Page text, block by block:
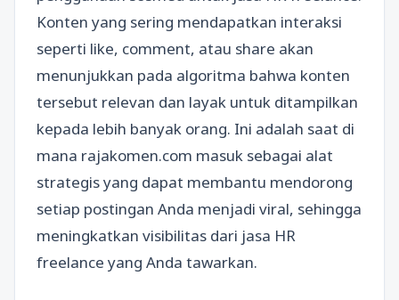
Konten yang sering mendapatkan interaksi
seperti like, comment, atau share akan
menunjukkan pada algoritma bahwa konten
tersebut relevan dan layak untuk ditampilkan
kepada lebih banyak orang. Ini adalah saat di
mana rajakomen.com masuk sebagai alat
strategis yang dapat membantu mendorong
setiap postingan Anda menjadi viral, sehingga
meningkatkan visibilitas dari jasa HR
freelance yang Anda tawarkan.